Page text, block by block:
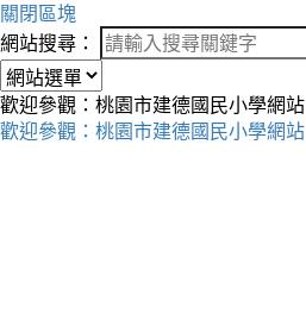
關閉區塊
網站搜尋：
歡迎參觀：桃園市建德國民小學網站
歡迎參觀：桃園市建德國民小學網站